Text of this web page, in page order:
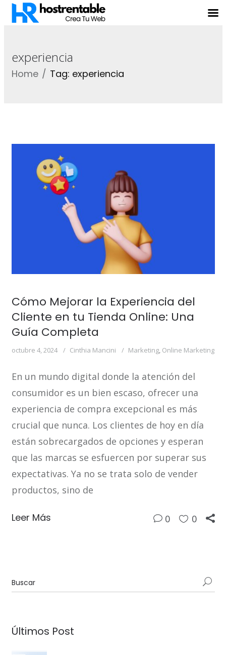
experiencia
Home Tag: experiencia
Cómo Mejorar la Experiencia del
Cliente en tu Tienda Online: Una
Guía Completa
octubre 4, 2024 Cinthia Mancini Marketing, Online Marketing
En un mundo digital donde la atención del
consumidor es un bien escaso, ofrecer una
experiencia de compra excepcional es más
crucial que nunca. Los clientes de hoy en día
están sobrecargados de opciones y esperan
que las marcas se esfuercen por superar sus
expectativas. Ya no se trata solo de vender
productos, sino de
Leer Más 0 0
Últimos Post